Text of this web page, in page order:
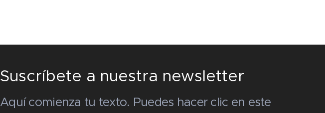
Suscríbete a nuestra newsletter
Aquí comienza tu texto. Puedes hacer clic en este